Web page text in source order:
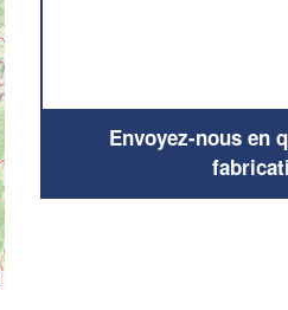
Envoyez-nous en